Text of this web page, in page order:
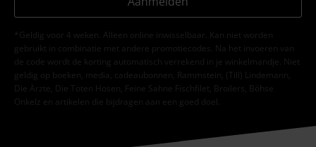
*Geldig voor 4 weken. Alleen online inwisselbaar. Kan niet worden
gebruikt in combinatie met andere promotiecodes. Na het invoeren van
de code wordt de korting automatisch verrekend in je winkelmandje. Niet
geldig op boeken, media, cadeaubonnen, Rammstein, (Till) Lindemann,
Die Ärzte, Die Toten Hosen, Feine Sahne Fischfilet, Broilers, Böhse
Onkelz en artikelen die bijdragen aan een goed doel.